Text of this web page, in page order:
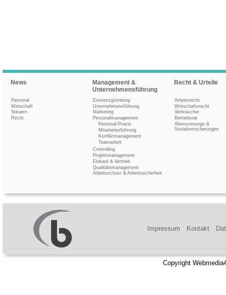
News
Personal
Wirtschaft
Steuern
Recht
Management &
Unternehmensführung
Existenzgründung
Unternehmensführung
Marketing
Personalmanagement
Personal-Praxis
Mitarbeiterführung
Konfliktmanagement
Teamarbeit
Controlling
Projektmanagement
Einkauf & Vertrieb
Qualitätsmanagement
Arbeitsschutz & Arbeitssicherheit
Recht & Urteile
Arbeitsrecht
Wirtschaftsrecht
Verbraucher
Betriebsrat
Altersvorsorge &
Sozialversicherungen
Impressum Kontakt
Copyright